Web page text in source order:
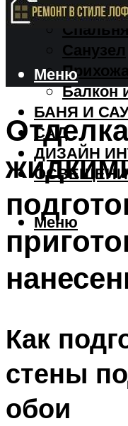
Кухня
Спальня
Санузел
Балкон
БАНЯ И
САД
ДИЗАЙН
Меню
Меню
Как
стены
обои